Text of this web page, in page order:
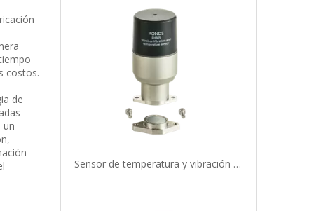
costos.
de
un
Sensor de temperatura y vibración triaxial inalámbrico RH605